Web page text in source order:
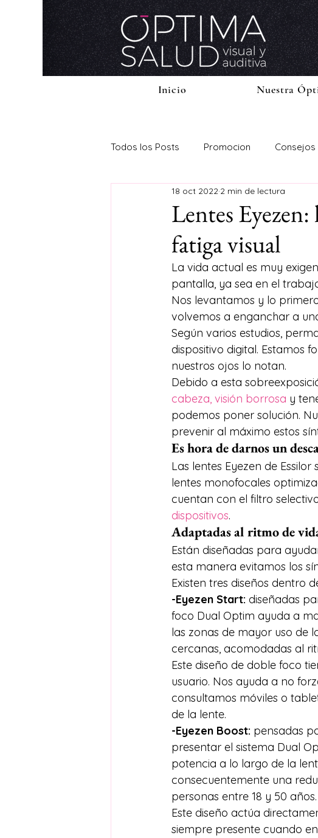
Inicio Nuestra
Todos los Posts Promocion Consejos
Lentes
fatiga visual
18 oct 2022 2 min de lectura
La vida actual es muy
pantalla, ya sea en el
Nos levantamos y lo
volvemos a enganchar a
Según varios estudios,
dispositivo digital. Estamos
nuestros ojos lo notan.
Debido a esta
cabeza, visión borrosa y
podemos poner solución.
prevenir al máximo estos
Es hora de darnos un
Las lentes Eyezen de
lentes monofocales
cuentan con el filtro
dispositivos.
Adaptadas al ritmo de
Están diseñadas para
esta manera evitamos los
Existen tres diseños dentro
-Eyezen Start: diseñadas
foco Dual Optim ayuda a
las zonas de mayor uso de
cercanas, acomodadas al
Este diseño de doble foco
usuario. Nos ayuda a no
consultamos móviles o
de la lente.
-Eyezen Boost: pensadas
presentar el sistema Dual
potencia a lo largo de la
consecuentemente una
personas entre 18 y 50 años.
Este diseño actúa
siempre presente cuando